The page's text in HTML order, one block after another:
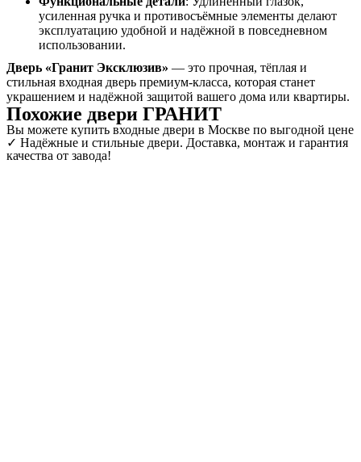
усиленная ручка и противосъёмные элементы делают
эксплуатацию удобной и надёжной в повседневном
использовании.
Дверь «Гранит Эксклюзив» — это прочная, тёплая и
стильная входная дверь премиум-класса, которая станет
украшением и надёжной защитой вашего дома или квартиры.
Похожие двери ГРАНИТ
Вы можете купить входные двери в Москве по выгодной цене
✓ Надёжные и стильные двери. Доставка, монтаж и гарантия
качества от завода!